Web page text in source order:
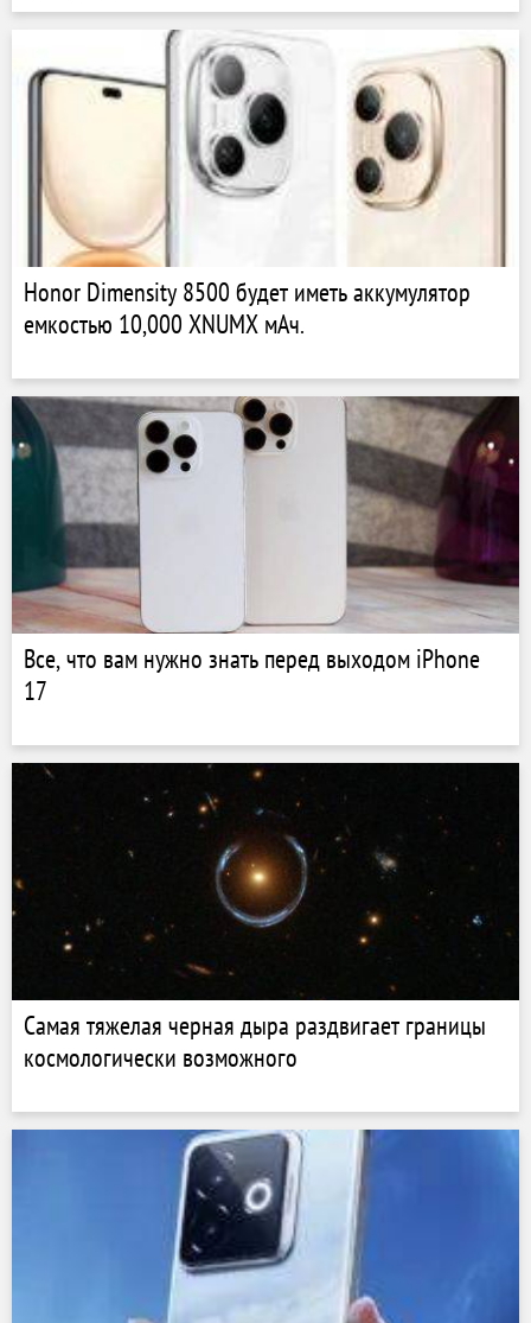
Honor Dimensity 8500 будет иметь аккумулятор
емкостью 10,000 XNUMX мАч.
Все, что вам нужно знать перед выходом iPhone
17
Самая тяжелая черная дыра раздвигает границы
космологически возможного